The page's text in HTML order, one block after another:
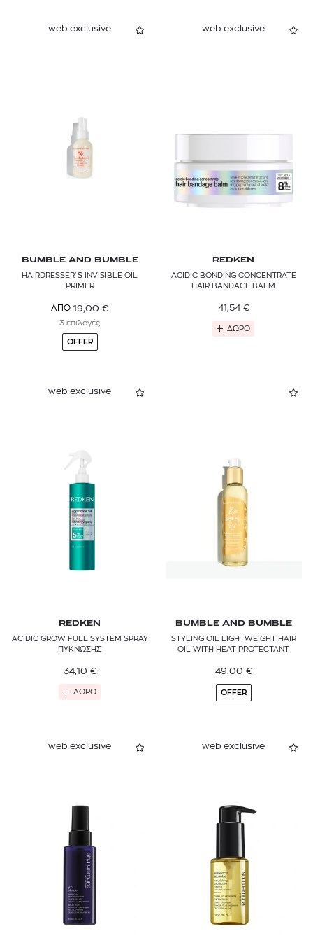
web exclusive
BUMBLE AND BUMBLE
HAIRDRESSER'S INVISIBLE OIL
PRIMER
ΑΠΟ 19,00 €
3 επιλογές
OFFER
web exclusive
REDKEN
ACIDIC BONDING CONCENTRATE
HAIR BANDAGE BALM
41,54 €
ΔΩΡΟ
web exclusive
REDKEN
ACIDIC GROW FULL SYSTEM SPRAY
ΠΥΚΝΩΣΗΣ
34,10 €
ΔΩΡΟ
BUMBLE AND BUMBLE
STYLING OIL LIGHTWEIGHT HAIR
OIL WITH HEAT PROTECTANT
49,00 €
OFFER
web exclusive web exclusive